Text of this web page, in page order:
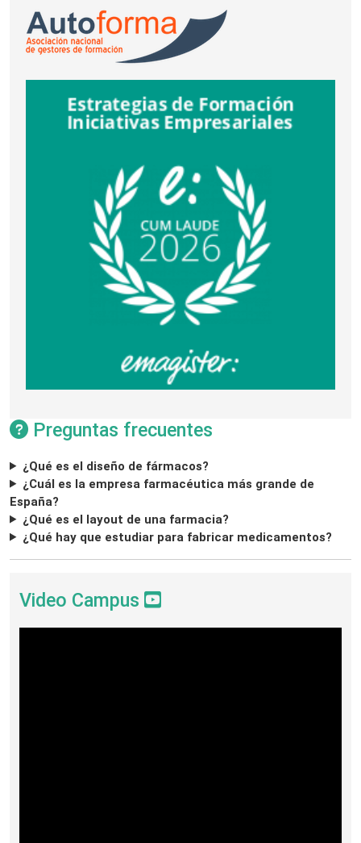
Preguntas frecuentes
¿Qué es el diseño de fármacos?
¿Cuál es la empresa farmacéutica más grande de
España?
¿Qué es el layout de una farmacia?
¿Qué hay que estudiar para fabricar medicamentos?
Video Campus